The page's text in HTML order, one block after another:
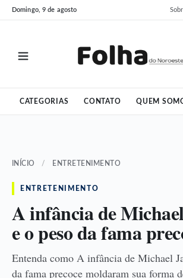
Pular
para
Pular
para
Domingo, 9 de agosto
CATEGORIAS CONTATO QUEM
INÍCIO / ENTRETENIMENTO
ENTRETENIMENTO
A infância de
e o peso da fama
Entenda como A infância de Michael
da fama precoce moldaram sua forma